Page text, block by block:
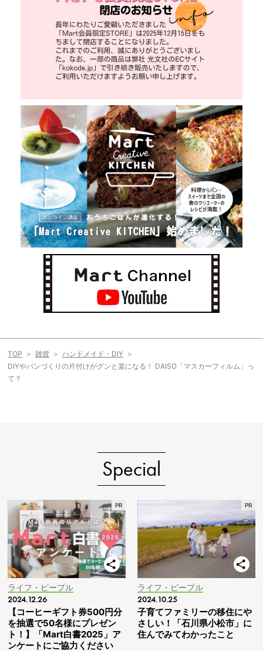
TOP 雑貨
ハンドメイド・DIY
DIYやパンづくりの片付けがグンと楽になる！ DAISO「マスカーフィルム」っ
て？
Special
ライフ・ピープル
2024.12.26
【コーヒーギフト券500円分
を抽選で50名様にプレゼン
ト！】「Mart白書2025」ア
ンケートにご協力ください
ライフ・ピープル
2024.10.25
子育てファミリーの移住にや
さしい！「石川県小松市」に
住んでみてわかったこと